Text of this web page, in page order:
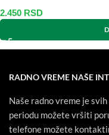
2.450 RSD
RADNO VREME NAŠE
Naše radno vreme je
periodu možete vršiti
telefone možete